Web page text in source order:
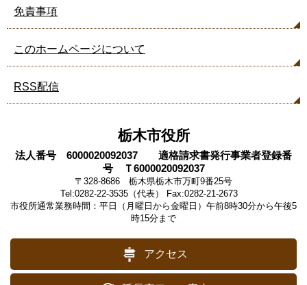
免責事項
このホームページについて
RSS配信
栃木市役所
法人番号 6000020092037 適格請求書発行事業者登録番
号 Ｔ6000020092037
〒328-8686 栃木県栃木市万町9番25号
Tel:0282-22-3535（代表） Fax:0282-21-2673
市役所通常業務時間：平日（月曜日から金曜日）午前8時30分から午後5
時15分まで
アクセス